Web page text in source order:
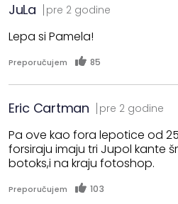
JuLa pre 2 godine
Lepa si Pamela!
Preporučujem 85
Eric Cartman pre 2 godine
Pa ove kao fora lepotice od
forsiraju imaju tri Jupol kante
botoks,i na kraju fotoshop.
Preporučujem 103